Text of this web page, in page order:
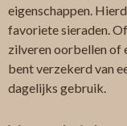
eigenschappen.
favoriete sieraden.
zilveren oorbellen of
bent verzekerd van
dagelijks gebruik.